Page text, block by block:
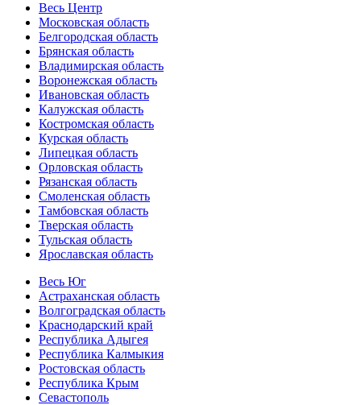
Весь Центр
Московская область
Белгородская область
Брянская область
Владимирская область
Воронежская область
Ивановская область
Калужская область
Костромская область
Курская область
Липецкая область
Орловская область
Рязанская область
Смоленская область
Тамбовская область
Тверская область
Тульская область
Ярославская область
Весь Юг
Астраханская область
Волгоградская область
Краснодарский край
Республика Адыгея
Республика Калмыкия
Ростовская область
Республика Крым
Севастополь